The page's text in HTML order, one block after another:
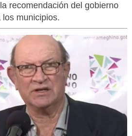
recomendación del gobierno
municipios.